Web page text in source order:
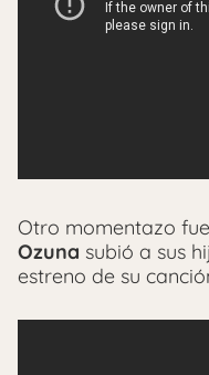
Otro momentazo
Ozuna subió a sus
estreno de su